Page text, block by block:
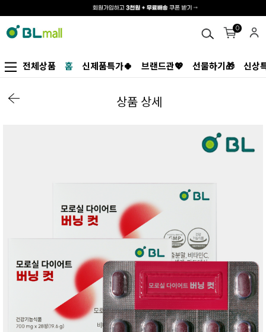
0
전체상품 홈 신제품특가🍀 브랜드관💖 선물하기🎁 신상
상품 상세